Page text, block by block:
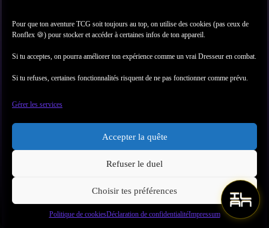
Pour que ton aventure TCG soit toujours au top, on utilise des cookies (pas ceux de
Ronflex 🍪) pour stocker et accéder à certaines infos de ton appareil.
Si tu acceptes, on pourra améliorer ton expérience comme un vrai Dresseur en combat.
Si tu refuses, certaines fonctionnalités risquent de ne pas fonctionner comme prévu.
Gérer les services
Accepter la quête
Refuser le duel
Choisir tes préférences
Politique de cookiesDéclaration de confidentialitéImpressum
Se connecter
Mon Panier
INFOS & RÈGLES
Conditions Générales de Vente et d’Utilisation (CGV-
Politique de Remboursement, Retours, Livraison et
Paiement
Politique de Confidentialité & Protection des Données
Mentions Légales et Obligatoires
© 2026 Ilan TCG Belgium™ · Passion, Authenticité, Confiance